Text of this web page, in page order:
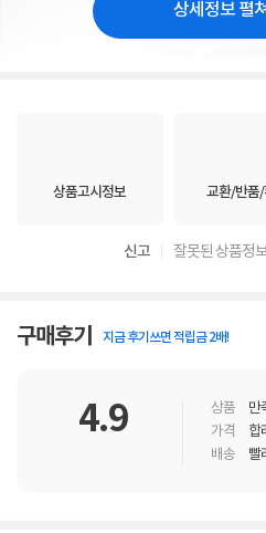
상세정보 펼
상품고시정보 교환/반품
신고 잘못된 상품정
구매후기 지금 후기쓰면 적립금 2배!
4.9 상품 만
가격
합
배송
빨